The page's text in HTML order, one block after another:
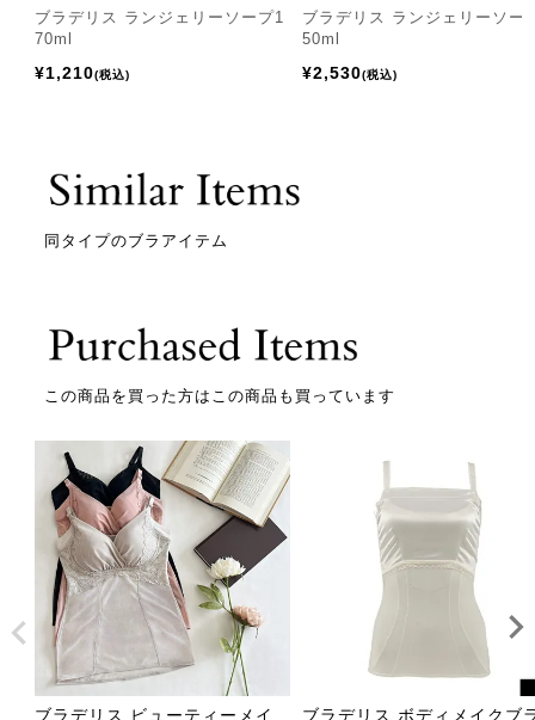
ブラデリス ランジェリーソープ1
70ml
¥1,210 税込
ブラデリス ランジェリーソー
50ml
¥2,530 税込
同タイプのブラアイテム
この商品を買った方はこの商品も買っています
ブラデリス ビューティーメイ
ブラデリス ボディメイクブ